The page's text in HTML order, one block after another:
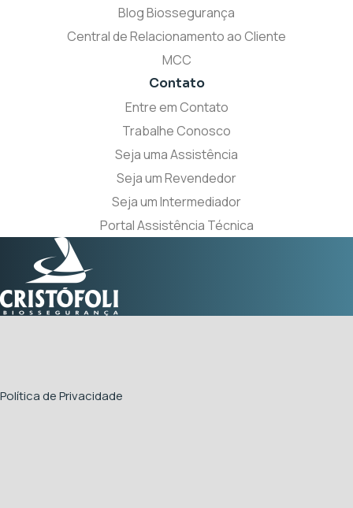
Blog Biossegurança
Central de Relacionamento ao Cliente
MCC
Contato
Entre em Contato
Trabalhe Conosco
Seja uma Assistência
Seja um Revendedor
Seja um Intermediador
Portal Assistência Técnica
Política de Privacidade